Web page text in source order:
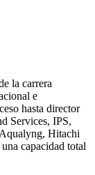
la carrera
e
hasta director
Services, IPS,
Hitachi
capacidad total